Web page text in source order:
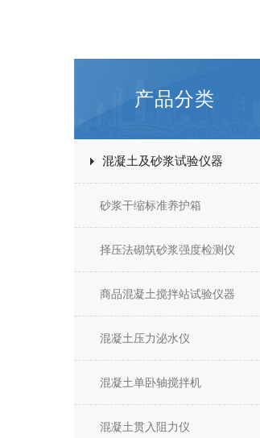
产品分类
混凝土及砂浆试验仪器
砂浆干缩标准养护箱
择压法砌筑砂浆强度检测仪
商品混凝土搅拌站试验仪器
混凝土压力泌水仪
混凝土单卧轴搅拌机
混凝土贯入阻力仪